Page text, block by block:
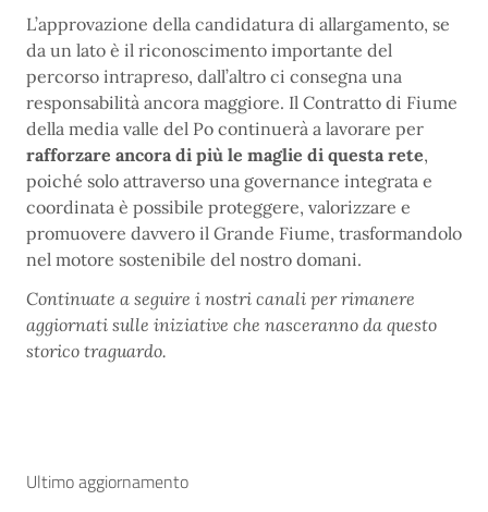
L’approvazione della candidatura di allargamento, se
da un lato è il riconoscimento importante del
percorso intrapreso, dall’altro ci consegna una
responsabilità ancora maggiore. Il Contratto di Fiume
della media valle del Po continuerà a lavorare per
rafforzare ancora di più le maglie di questa rete,
poiché solo attraverso una governance integrata e
coordinata è possibile proteggere, valorizzare e
promuovere davvero il Grande Fiume, trasformandolo
nel motore sostenibile del nostro domani.
Continuate a seguire i nostri canali per rimanere
aggiornati sulle iniziative che nasceranno da questo
storico traguardo.
Ultimo aggiornamento